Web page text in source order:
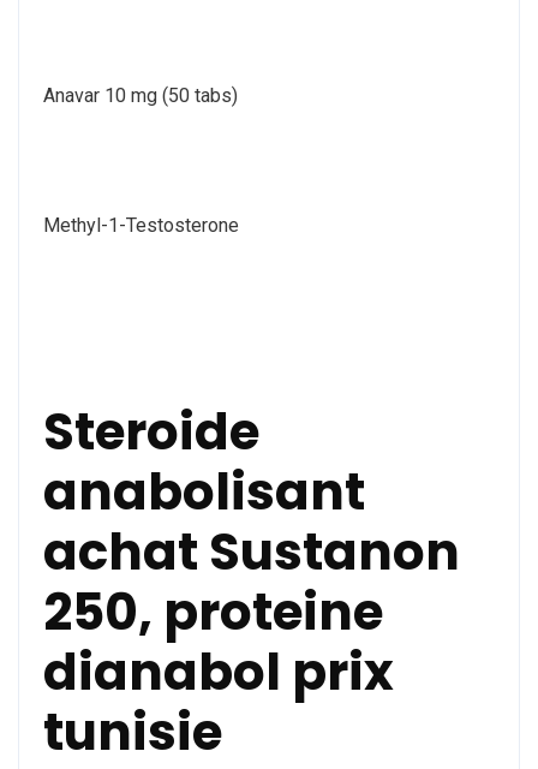
Anavar 10 mg (50 tabs)
Methyl-1-Testosterone
Steroide
anabolisant
achat Sustanon
250, proteine
dianabol prix
tunisie